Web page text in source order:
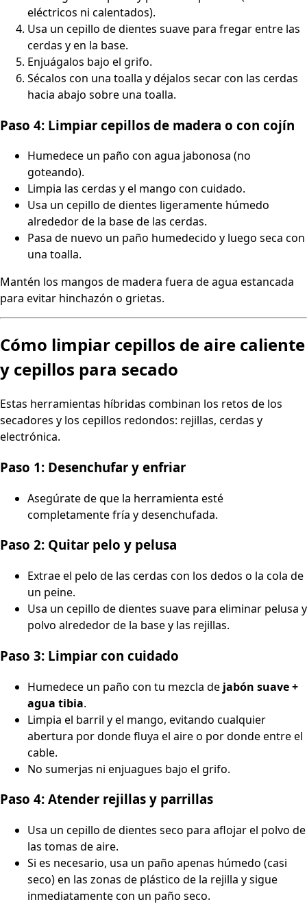
eléctricos ni calentados).
Usa un cepillo de dientes suave para fregar entre las
cerdas y en la base.
Enjuágalos bajo el grifo.
Sécalos con una toalla y déjalos secar con las cerdas
hacia abajo sobre una toalla.
Paso 4: Limpiar cepillos de madera o con cojín
Humedece un paño con agua jabonosa (no
goteando).
Limpia las cerdas y el mango con cuidado.
Usa un cepillo de dientes ligeramente húmedo
alrededor de la base de las cerdas.
Pasa de nuevo un paño humedecido y luego seca con
una toalla.
Mantén los mangos de madera fuera de agua estancada
para evitar hinchazón o grietas.
Cómo limpiar cepillos de aire caliente
y cepillos para secado
Estas herramientas híbridas combinan los retos de los
secadores y los cepillos redondos: rejillas, cerdas y
electrónica.
Paso 1: Desenchufar y enfriar
Asegúrate de que la herramienta esté
completamente fría y desenchufada.
Paso 2: Quitar pelo y pelusa
Extrae el pelo de las cerdas con los dedos o la cola de
un peine.
Usa un cepillo de dientes suave para eliminar pelusa y
polvo alrededor de la base y las rejillas.
Paso 3: Limpiar con cuidado
Humedece un paño con tu mezcla de jabón suave +
agua tibia.
Limpia el barril y el mango, evitando cualquier
abertura por donde fluya el aire o por donde entre el
cable.
No sumerjas ni enjuagues bajo el grifo.
Paso 4: Atender rejillas y parrillas
Usa un cepillo de dientes seco para aflojar el polvo de
las tomas de aire.
Si es necesario, usa un paño apenas húmedo (casi
seco) en las zonas de plástico de la rejilla y sigue
inmediatamente con un paño seco.